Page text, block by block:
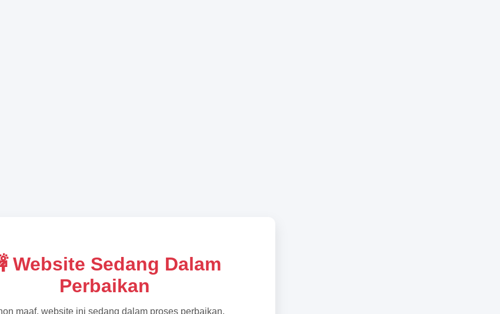
Website Sedang Dalam
Perbaikan
maaf, website ini sedang dalam proses perbaikan.